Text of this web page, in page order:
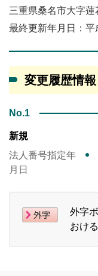
三重県桑名市大字
最終更新年月日：平
変更履歴情報
No.1
新規
法人番号指定年
月日
外字
おけ